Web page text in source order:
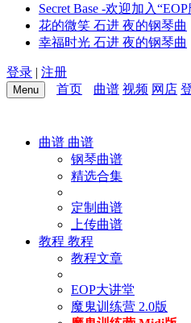
Secret Base -欢迎加入
花的微笑 石进 夜的钢琴曲
幸福时光 石进 夜的钢琴曲
登录 | 注册
Menu 首页 曲谱 视频 网店
曲谱 曲谱
钢琴曲谱
精选合集
定制曲谱
上传曲谱
教程 教程
教程文章
EOP大讲堂
魔鬼训练营 2.0版